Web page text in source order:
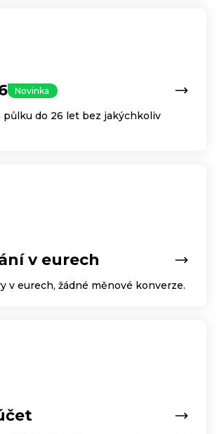
Novinka
půlku do 26 let bez jakýchkoliv
v eurech
v eurech, žádné měnové konverze.